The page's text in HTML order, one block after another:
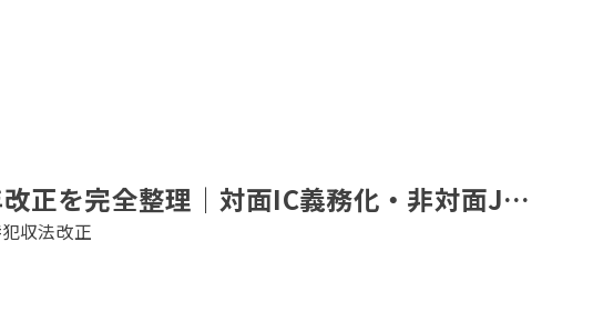
正を完全整理｜対面IC義務化・非対面J…
収法改正